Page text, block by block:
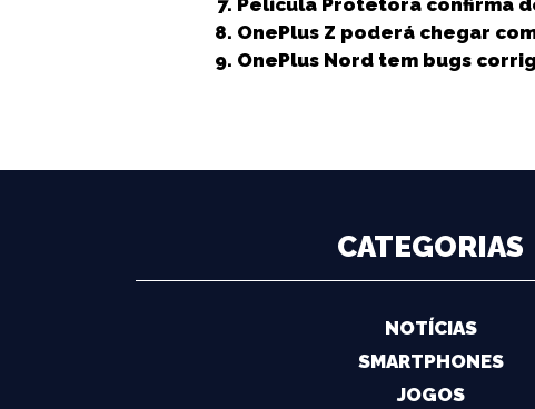
k
r
Película Protetora confirma
OnePlus Z poderá chegar
OnePlus Nord tem bugs
CATEGORIAS
NOTÍCIAS
SMARTPHONES
JOGOS